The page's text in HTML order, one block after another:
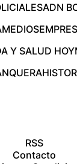
ADN
MEDIOS
Y SALUD HOY
RSS
Contacto